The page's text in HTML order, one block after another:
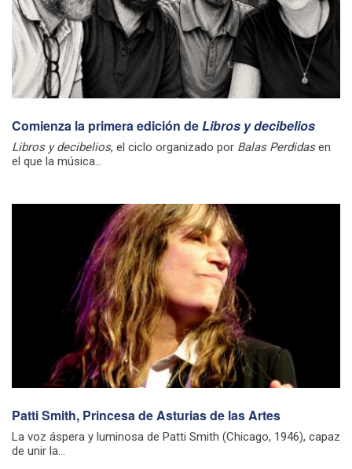
Comienza la primera edición deLibros y decibelios
Libros y decibelios, el ciclo organizado por Balas Perdidasen
el que la música...
Patti Smith, Princesa de Asturias de las Artes
La voz áspera y luminosa de Patti Smith (Chicago, 1946), capaz
de unir la...